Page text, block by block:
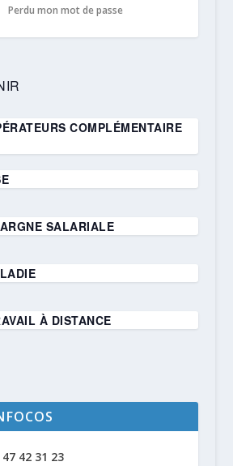
Perdu mon mot de passe
COMPLÉMENTAIRE
SALARIALE
À DISTANCE
42 31 23